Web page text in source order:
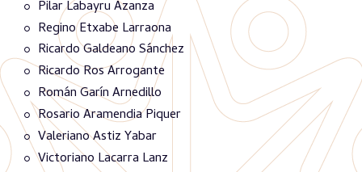
Pilar Labayru Azanza
Regino Etxabe Larraona
Ricardo Galdeano Sánchez
Ricardo Ros Arrogante
Román Garín Arnedillo
Rosario Aramendia Piquer
Valeriano Astiz Yabar
Victoriano Lacarra Lanz